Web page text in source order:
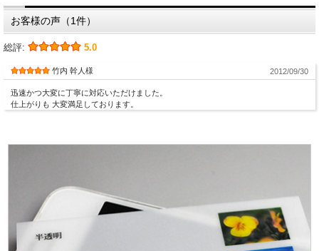
お客様の声（1件）
総評: 5.0
竹内 幹人様 2012/09/30
迅速かつ大変に丁寧に対応いただけました。
仕上がりも 大変満足しております。